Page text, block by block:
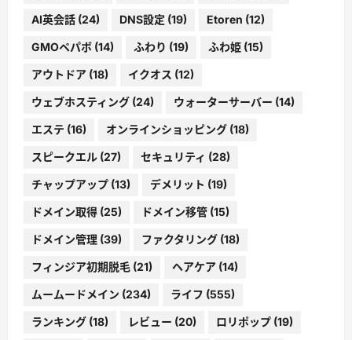
AI英会話 (24) DNS設定 (19) Etoren (12)
GMOペパボ (14) ふわり (19) ふわ姫 (15)
アウトドア (18) イクオス (12)
ウェブホスティング (24) ウォーターサーバー (14)
エステ (16) オンラインショッピング (18)
スピークエル (27) セキュリティ (28)
チャップアップ (13) デメリット (19)
ドメイン取得 (25) ドメイン移管 (15)
ドメイン管理 (39) ファクタリング (18)
フィンジア初期脱毛 (21) ヘアケア (14)
ムームードメイン (234) ライフ (555)
ランキング (18) レビュー (20) ロリポップ (19)